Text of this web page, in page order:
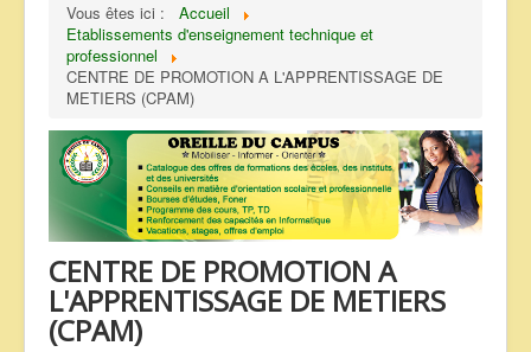
REPERTOIRE
QUI SOMMES NOUS ?
NOS SERVICES
FAQ
CONTACTS
TELECHARGEMENTS
ANNONCES
Vous êtes ici :
Accueil
Etablissements d'enseignement technique et
professionnel
CENTRE DE PROMOTION A L'APPRENTISSAGE DE
METIERS (CPAM)
CENTRE DE PROMOTION A
L'APPRENTISSAGE DE METIERS
(CPAM)